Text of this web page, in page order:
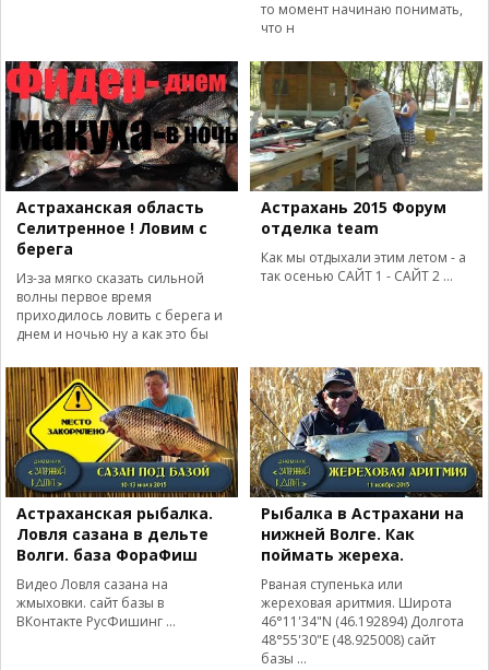
то момент начинаю понимать,
что н
Астраханская область
Селитренное ! Ловим с
берега
Из-за мягко сказать сильной
волны первое время
приходилось ловить с берега и
днем и ночью ну а как это бы
Астрахань 2015 Форум
отделка team
Как мы отдыхали этим летом - а
так осенью САЙТ 1 - САЙТ 2 ...
Астраханская рыбалка.
Ловля сазана в дельте
Волги. база ФораФиш
Видео Ловля сазана на
жмыховки. сайт базы в
ВКонтакте РусФишинг ...
Рыбалка в Астрахани на
нижней Волге. Как
поймать жереха.
Рваная ступенька или
жереховая аритмия. Широта
46°11'34"N (46.192894) Долгота
48°55'30"E (48.925008) сайт
базы ...